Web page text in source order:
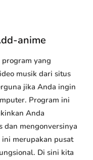
anime
yang
musik dari situs
jika Anda ingin
Program ini
Anda
dan mengonversinya
merupakan pusat
Di sini kita